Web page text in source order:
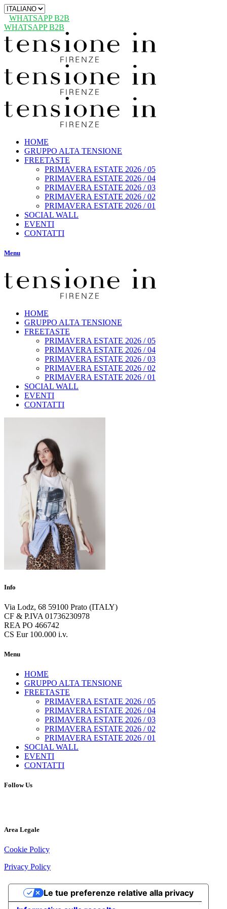
Scegli
una
lingua
WHATSAPP B2B
WHATSAPP B2B
HOME
GRUPPO ALTA TENSIONE
FREETASTE
PRIMAVERA ESTATE 2026 / 05
PRIMAVERA ESTATE 2026 / 04
PRIMAVERA ESTATE 2026 / 03
PRIMAVERA ESTATE 2026 / 02
PRIMAVERA ESTATE 2026 / 01
SOCIAL WALL
EVENTI
CONTATTI
Menu
HOME
GRUPPO ALTA TENSIONE
FREETASTE
PRIMAVERA ESTATE 2026 / 05
PRIMAVERA ESTATE 2026 / 04
PRIMAVERA ESTATE 2026 / 03
PRIMAVERA ESTATE 2026 / 02
PRIMAVERA ESTATE 2026 / 01
SOCIAL WALL
EVENTI
CONTATTI
Info
Via Lodz, 68 59100 Prato (ITALY)
CF & P.IVA 01736230978
REA PO 466742
CS Eur 100.000 i.v.
Menu
HOME
GRUPPO ALTA TENSIONE
FREETASTE
PRIMAVERA ESTATE 2026 / 05
PRIMAVERA ESTATE 2026 / 04
PRIMAVERA ESTATE 2026 / 03
PRIMAVERA ESTATE 2026 / 02
PRIMAVERA ESTATE 2026 / 01
SOCIAL WALL
EVENTI
CONTATTI
Follow Us
Area Legale
Cookie Policy
Privacy Policy
Le tue preferenze relative alla privacy